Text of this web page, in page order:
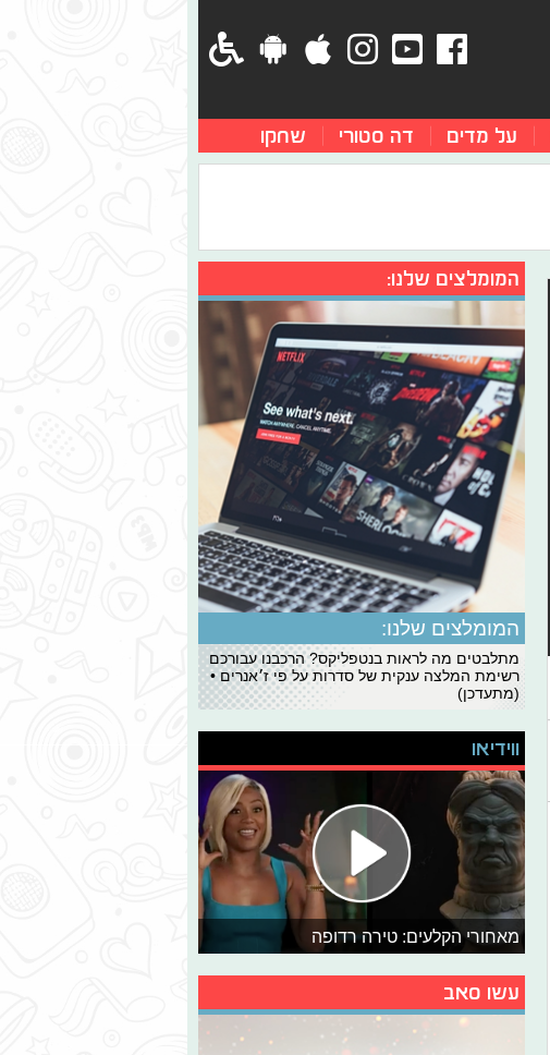
על מדים דה סטורי שחקו
המומלצים שלנו:
המומלצים שלנו:
מתלבטים מה לראות בנטפליקס? הרכבנו עבורכם
רשימת המלצה ענקית של סדרות על פי ז׳אנרים •
(מתעדכן)
ווידיאו
מאחורי הקלעים: טירה רדופה
עשו סאב